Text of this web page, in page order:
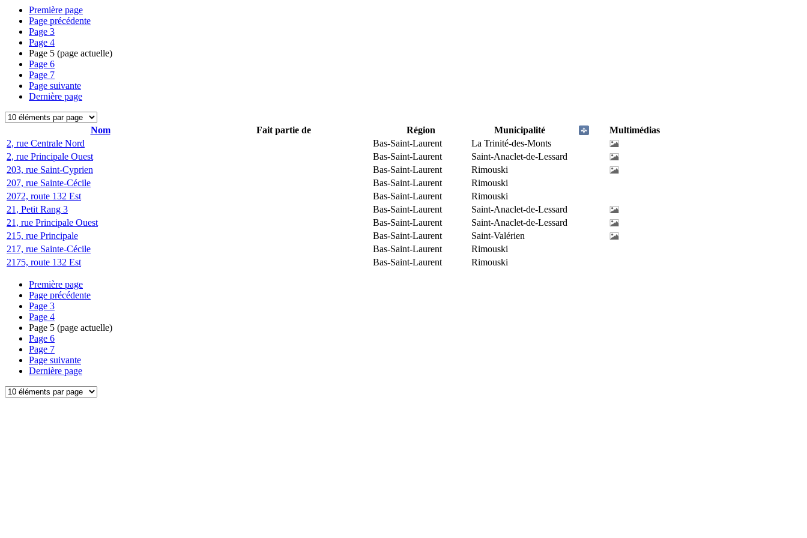
Première page
Page précédente
Page 3
Page 4
Page 5 (page actuelle)
Page 6
Page 7
Page suivante
Dernière page
Nom Fait partie de Région Municipalité
Multimédias
2, rue Centrale Nord
Bas-Saint-Laurent
La Trinité-des-Monts
2, rue Principale Ouest
Bas-Saint-Laurent
Saint-Anaclet-de-Lessard
203, rue Saint-Cyprien
Bas-Saint-Laurent
Rimouski
207, rue Sainte-Cécile
Bas-Saint-Laurent
Rimouski
2072, route 132 Est
Bas-Saint-Laurent
Rimouski
21, Petit Rang 3
Bas-Saint-Laurent
Saint-Anaclet-de-Lessard
21, rue Principale Ouest
Bas-Saint-Laurent
Saint-Anaclet-de-Lessard
215, rue Principale
Bas-Saint-Laurent
Saint-Valérien
217, rue Sainte-Cécile
Bas-Saint-Laurent
Rimouski
2175, route 132 Est
Bas-Saint-Laurent Rimouski
Première page
Page précédente
Page 3
Page 4
Page 5 (page actuelle)
Page 6
Page 7
Page suivante
Dernière page